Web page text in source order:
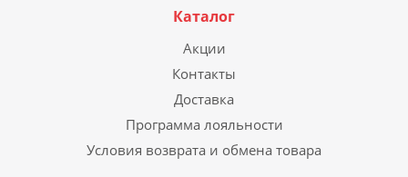
Каталог
Акции
Контакты
Доставка
Программа лояльности
Условия возврата и обмена товара